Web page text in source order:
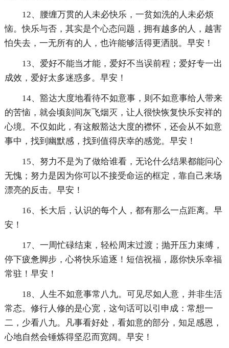
12、腰缠万贯的人未必快乐，一贫如洗的人未必烦
恼。快乐与否，其实是个心态问题，拥有越多的人，越害
怕失去，一无所有的人，也许能够活得更洒脱。早安！
13、爱好不能当才能，爱好不当误前程；爱好专一出
成效，爱好太多迷惑多。早安！
14、豁达大度地看待不如意事，则不如意事给人带来
的苦恼，就会顷刻间灰飞烟灭，让人很快恢复快乐安祥的
心境。不仅如此，有这般豁达大度的襟怀，还会从不如意
事中，找到幽默感，找到值得庆幸的感觉。早安！
15、努力不是为了做给谁看，无论什么结果都能问心
无愧；努力是因为你可以不接受命运的框定，靠自己来场
漂亮的反击。早安！
16、长大后，认识的每个人，都有那么一点距离。早
安！
17、一周忙碌结束，轻松周末过渡；抛开压力束缚，
停下疲惫脚步，心将快乐追逐！短信祝福，愿你快乐幸福
常驻！早安！
18、人生不如意事常八九。可见尽如人意，并非生活
常态。修行人修的是心宽，这句话可以引申成：常想一
二，少看八九。凡事看好处，看如意的部分，知足感恩，
心地自然会锤炼得坚忍而宽阔。早安！